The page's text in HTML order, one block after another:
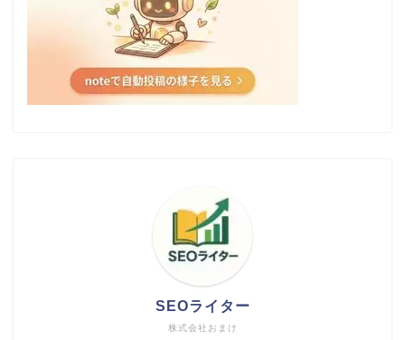
株式会社おまけ
SEOライター